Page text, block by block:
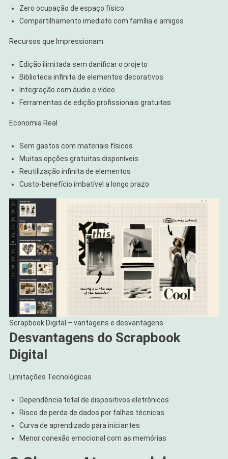
Zero ocupação de espaço físico
Compartilhamento imediato com família e amigos
Recursos que Impressionam
Edição ilimitada sem danificar o projeto
Biblioteca infinita de elementos decorativos
Integração com áudio e vídeo
Ferramentas de edição profissionais gratuitas
Economia Real
Sem gastos com materiais físicos
Muitas opções gratuitas disponíveis
Reutilização infinita de elementos
Custo-benefício imbatível a longo prazo
Scrapbook Digital – vantagens e desvantagens
Desvantagens do Scrapbook
Digital
Limitações Tecnológicas
Dependência total de dispositivos eletrônicos
Risco de perda de dados por falhas técnicas
Curva de aprendizado para iniciantes
Menor conexão emocional com as memórias